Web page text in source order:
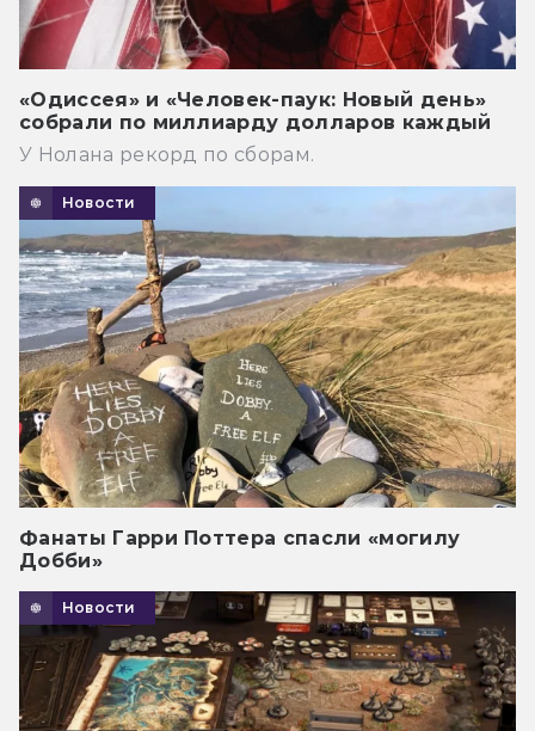
«Одиссея» и «Человек-паук: Новый день»
собрали по миллиарду долларов каждый
У Нолана рекорд по сборам.
Новости
Фанаты Гарри Поттера спасли «могилу
Добби»
Новости